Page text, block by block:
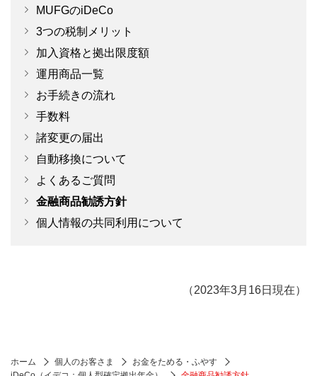
MUFGのiDeCo
3つの税制メリット
加入資格と拠出限度額
運用商品一覧
お手続きの流れ
手数料
諸変更の届出
自動移換について
よくあるご質問
金融商品勧誘方針
個人情報の共同利用について
（2023年3月16日現在）
ホーム 個人のお客さま
お金をためる・ふやす